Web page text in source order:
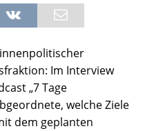
Im Interview
„7 Tage
welche Ziele
dem geplanten